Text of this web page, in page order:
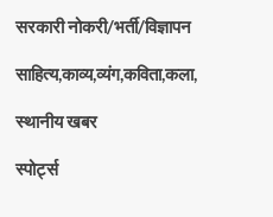
सरकारी नोकरी/भर्ती/विज्ञापन
साहित्य,काव्य,व्यंग,कविता,कला,
स्थानीय खबर
स्पोर्ट्स